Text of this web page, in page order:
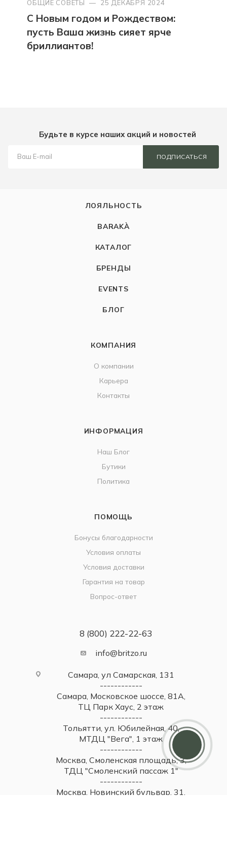
ОБЩИЕ СОВЕТЫ — 25 ДЕКАБРЯ 2024
С Новым годом и Рождеством:
пусть Ваша жизнь сияет ярче
бриллиантов!
Будьте в курсе наших акций и новостей
ПОДПИСАТЬСЯ
ЛОЯЛЬНОСТЬ
BARAKÀ
КАТАЛОГ
БРЕНДЫ
EVENTS
БЛОГ
КОМПАНИЯ
О компании
Карьера
Контакты
ИНФОРМАЦИЯ
Наш Блог
Бутики
Политика
ПОМОЩЬ
Бонусы благодарности
Условия оплаты
Условия доставки
Гарантия на товар
Вопрос-ответ
8 (800) 222-22-63
info@britzo.ru
Самара, ул Самарская, 131
------------
Самара, Московское шоссе, 81А,
ТЦ Парк Хаус, 2 этаж
------------
Тольятти, ул. Юбилейная, 40,
МТДЦ "Вега", 1 этаж
------------
Москва, Смоленская площадь, 3,
ТДЦ "Смоленский пассаж 1"
------------
Москва, Новинский бульвар, 31,
Дарим 5000 балов
Мы ценим своих клиентов и в качестве
благодарности зачисляем 5 000 бонусов за